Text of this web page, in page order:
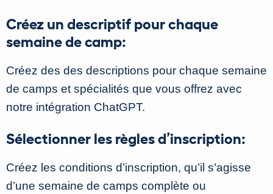
Créez un descriptif pour chaque
semaine de camp:
Créez des des descriptions pour chaque semaine
de camps et spécialités que vous offrez avec
notre intégration ChatGPT.
Sélectionner les règles d’inscription:
Créez les conditions d’inscription, qu’il s’agisse
d’une semaine de camps complète ou